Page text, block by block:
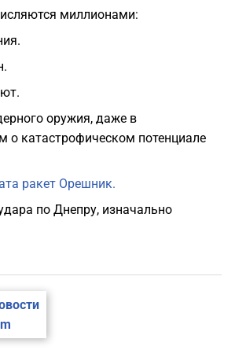
миллионами:
оружия, даже в
катастрофическом потенциале
ракет Орешник.
по Днепру, изначально